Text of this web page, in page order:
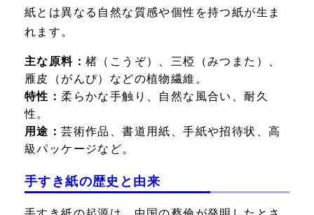
紙とは異なる自然な質感や個性を持つ紙が生ま
れます。
主な原料： 楮（こうぞ）、三椏（みつまた）、
雁皮（がんぴ）などの植物繊維。
特性：柔らかな手触り、自然な風合い、耐久
性。
用途：芸術作品、書道用紙、手紙や招待状、高
級パッケージなど。
手すき紙の歴史と由来